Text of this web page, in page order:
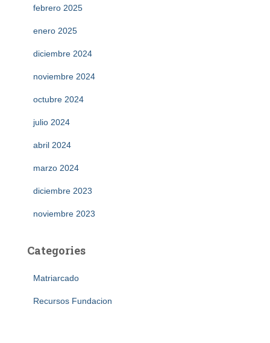
febrero 2025
enero 2025
diciembre 2024
noviembre 2024
octubre 2024
julio 2024
abril 2024
marzo 2024
diciembre 2023
noviembre 2023
Categories
Matriarcado
Recursos Fundacion